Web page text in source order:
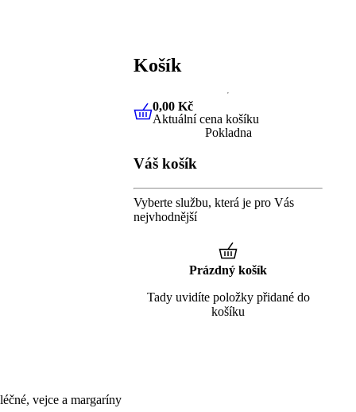
vejce a margaríny
Košík
0,00 KčAktuální cena košíku
0,00 Kč
Aktuální cena košíku
Pokladna
Váš košík
Vyberte službu, která je pro Vás
nejvhodnější
Prázdný košík
Tady uvidíte položky přidané do
košíku